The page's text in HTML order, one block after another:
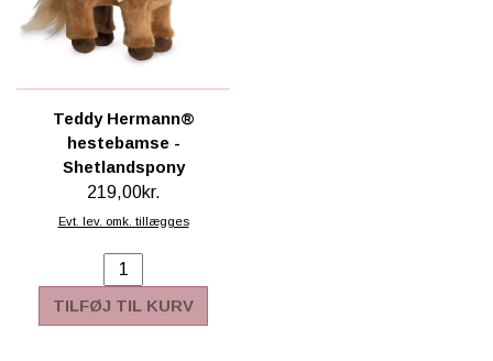
Teddy Hermann®
hestebamse -
Shetlandspony
219,00kr.
Evt. lev. omk. tillægges
TILFØJ TIL KURV